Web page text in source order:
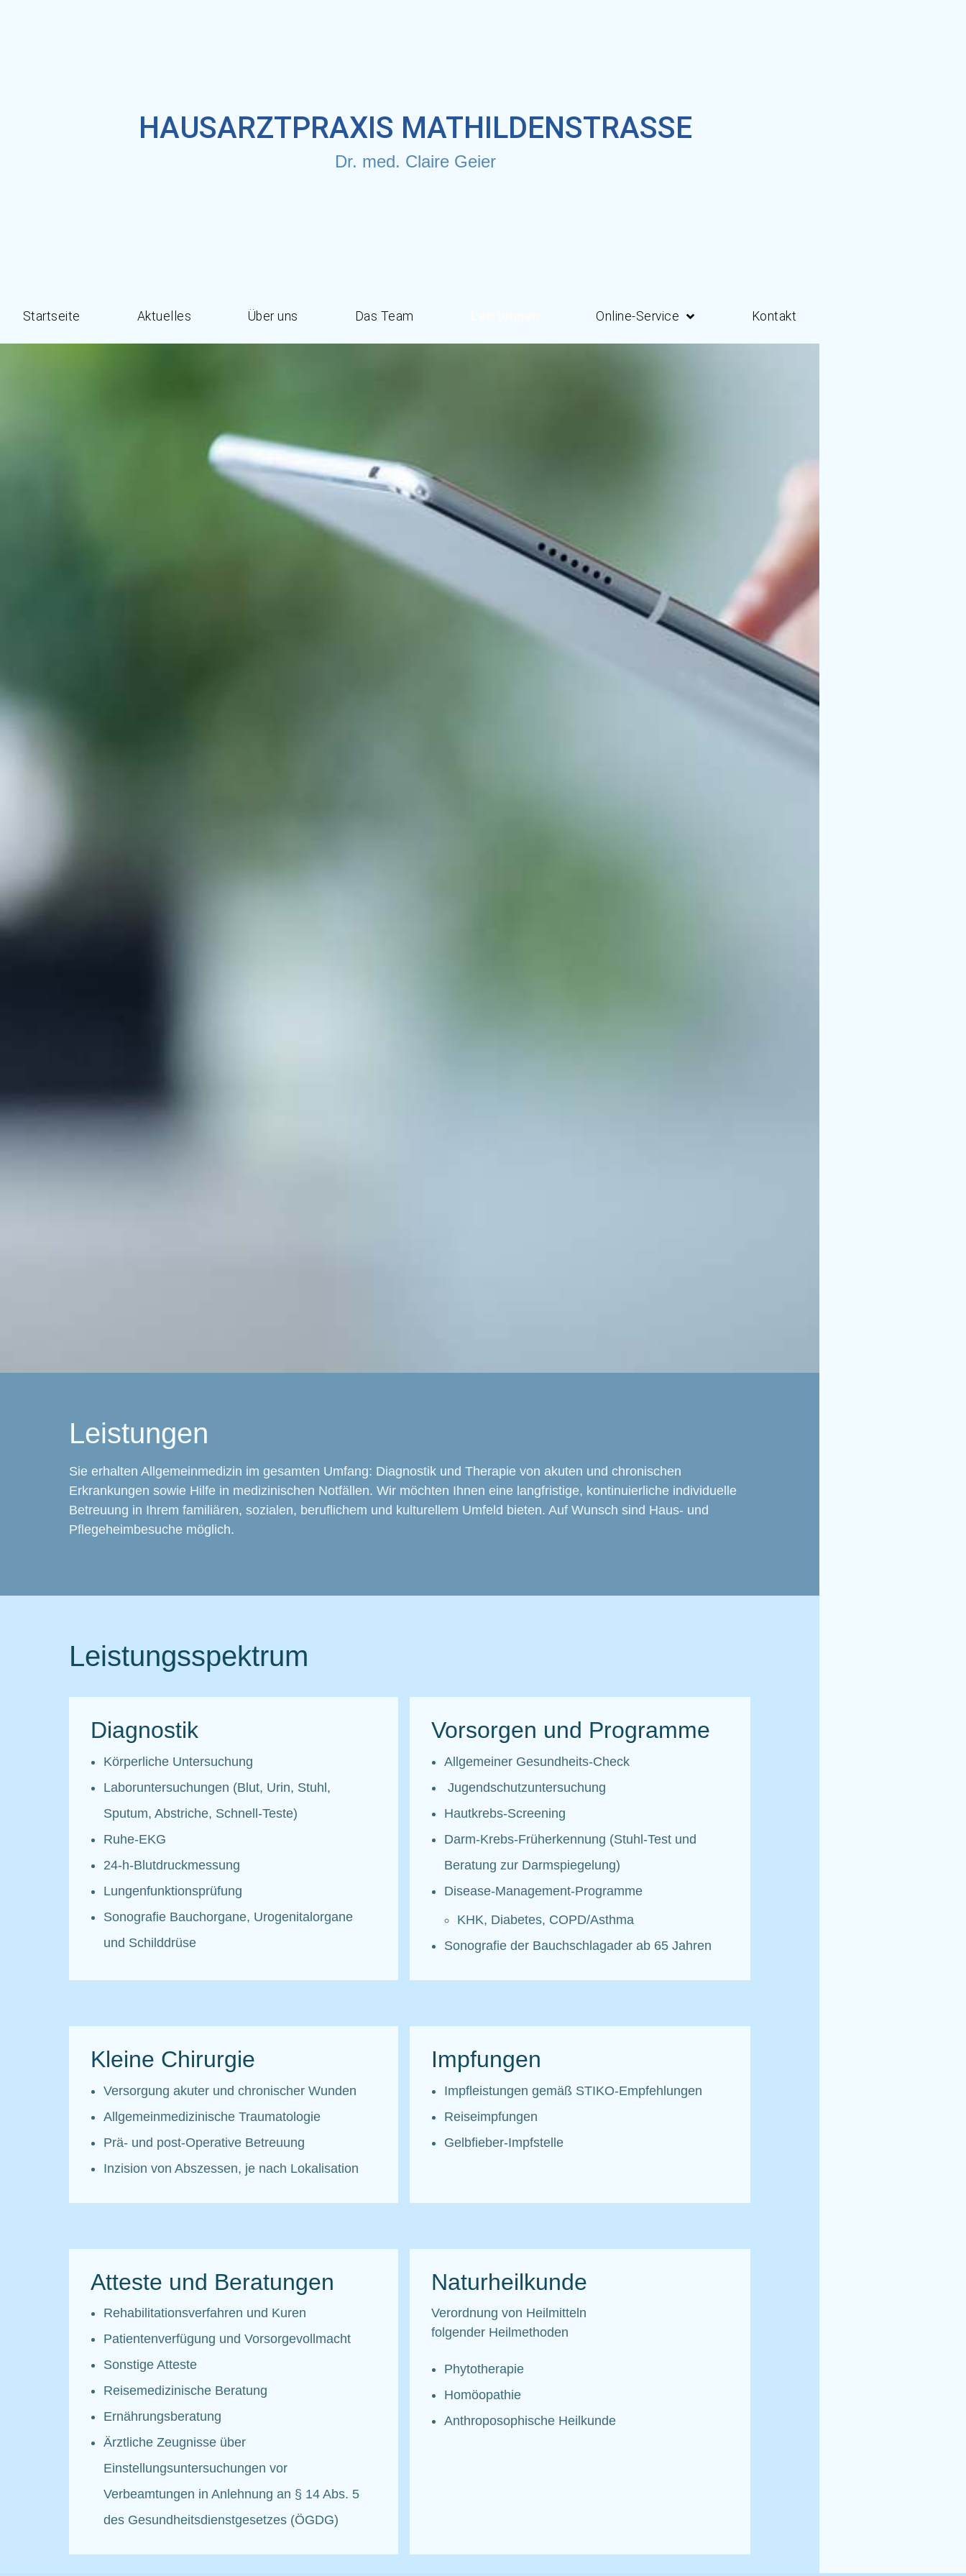
HAUSARZTPRAXIS MATHILDENSTRASSE
Dr. med. Claire Geier
Startseite Aktuelles Über uns Das Team Online-Service Kontakt
Leistungen
Sie erhalten Allgemeinmedizin im gesamten Umfang: Diagnostik und Therapie von akuten und chronischen
Erkrankungen sowie Hilfe in medizinischen Notfällen. Wir möchten Ihnen eine langfristige, kontinuierliche individuelle
Betreuung in Ihrem familiären, sozialen, beruflichem und kulturellem Umfeld bieten. Auf Wunsch sind Haus- und
Pflegeheimbesuche möglich.
Leistungsspektrum
Diagnostik
Körperliche Untersuchung
Laboruntersuchungen (Blut, Urin, Stuhl,
Sputum, Abstriche, Schnell-Teste)
Ruhe-EKG
24-h-Blutdruckmessung
Lungenfunktionsprüfung
Sonografie Bauchorgane, Urogenitalorgane
und Schilddrüse
Vorsorgen und Programme
Allgemeiner Gesundheits-Check
Jugendschutzuntersuchung
Hautkrebs-Screening
Darm-Krebs-Früherkennung (Stuhl-Test und
Beratung zur Darmspiegelung)
Disease-Management-Programme
KHK, Diabetes, COPD/Asthma
Sonografie der Bauchschlagader ab 65 Jahren
Kleine Chirurgie
Versorgung akuter und chronischer Wunden
Allgemeinmedizinische Traumatologie
Prä- und post-Operative Betreuung
Inzision von Abszessen, je nach Lokalisation
Impfungen
Impfleistungen gemäß STIKO-Empfehlungen
Reiseimpfungen
Gelbfieber-Impfstelle
Atteste und Beratungen
Rehabilitationsverfahren und Kuren
Patientenverfügung und Vorsorgevollmacht
Sonstige Atteste
Reisemedizinische Beratung
Ernährungsberatung
Ärztliche Zeugnisse über
Einstellungsuntersuchungen vor
Verbeamtungen in Anlehnung an § 14 Abs. 5
des Gesundheitsdienstgesetzes (ÖGDG)
Naturheilkunde
Verordnung von Heilmitteln
folgender Heilmethoden
Phytotherapie
Homöopathie
Anthroposophische Heilkunde